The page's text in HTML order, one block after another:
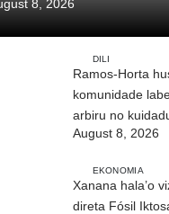
8, 2026
DILI
Ramos-Horta
komunidade
arbiru no
matan
August 8, 2026
EKONOMIA
Xanana hala’o
direta Fósil